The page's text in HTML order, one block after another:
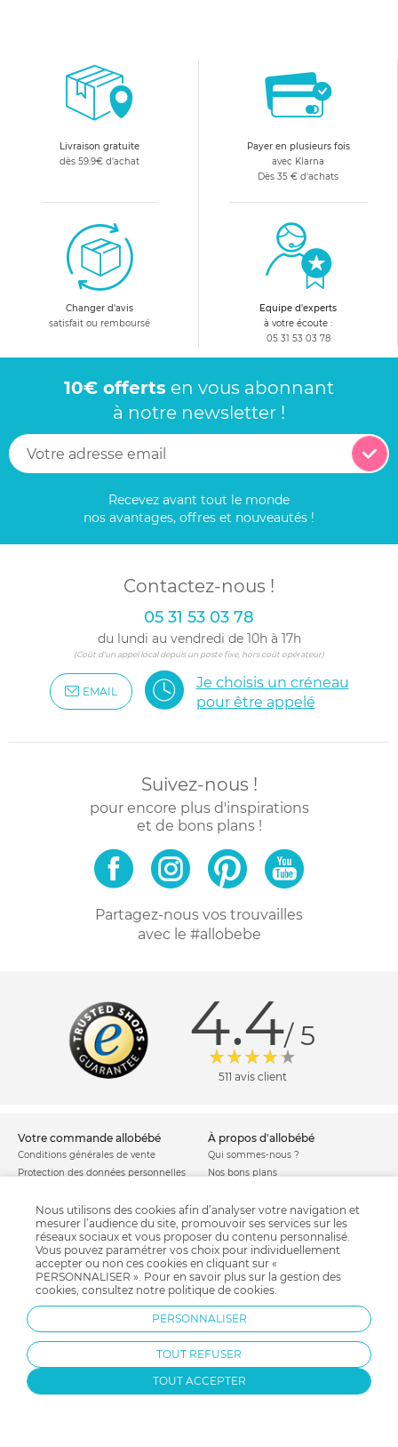
Livraison gratuite
dès 59.9€ d'achat
Payer en plusieurs fois
avec Klarna
Dès 35 € d'achats
Changer d'avis
satisfait ou remboursé
Equipe d'experts
à votre écoute :
05 31 53 03 78
10€ offerts en vous abonnant
à notre newsletter !
Recevez avant tout le monde
nos avantages, offres et nouveautés !
Contactez-nous !
05 31 53 03 78
du lundi au vendredi de 10h à 17h
(Coût d'un appel local depuis un poste fixe, hors coût opérateur)
EMAIL
Je choisis un créneau
pour être appelé
Suivez-nous !
pour encore plus d'inspirations
et de bons plans !
Partagez-nous vos trouvailles
avec le #allobebe
4.4/ 5
511 avis client
votre commande allobébé
Conditions générales de vente
Protection des données personnelles
Politique de cookies
Modes de livraison
Moyens de paiement
Garantie stock & produit
Satisfait ou remboursé
à propos d'allobébé
Qui sommes-nous ?
Nos bons plans
Mentions légales
Comment se protéger du phishing ?
Soldes allobébé
allobébé vous recommande
Sites et partenaires
Nos licences
Besoin d'aide ?
FAQ
les plus d'allobébé
Liste de naissance
Jeux concours
Nous utilisons des cookies afin d’analyser votre navigation et
mesurer l’audience du site, promouvoir ses services sur les
réseaux sociaux et vous proposer du contenu personnalisé.
Vous pouvez paramétrer vos choix pour individuellement
accepter ou non ces cookies en cliquant sur «
PERSONNALISER ». Pour en savoir plus sur la gestion des
cookies, consultez notre politique de cookies.
PERSONNALISER
TOUT REFUSER
TOUT ACCEPTER